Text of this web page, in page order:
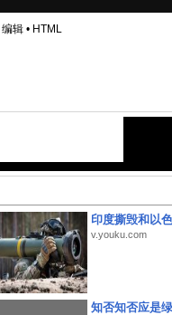
编辑• HTML
印度撕毁和以
v.youku.com
知否知否应是